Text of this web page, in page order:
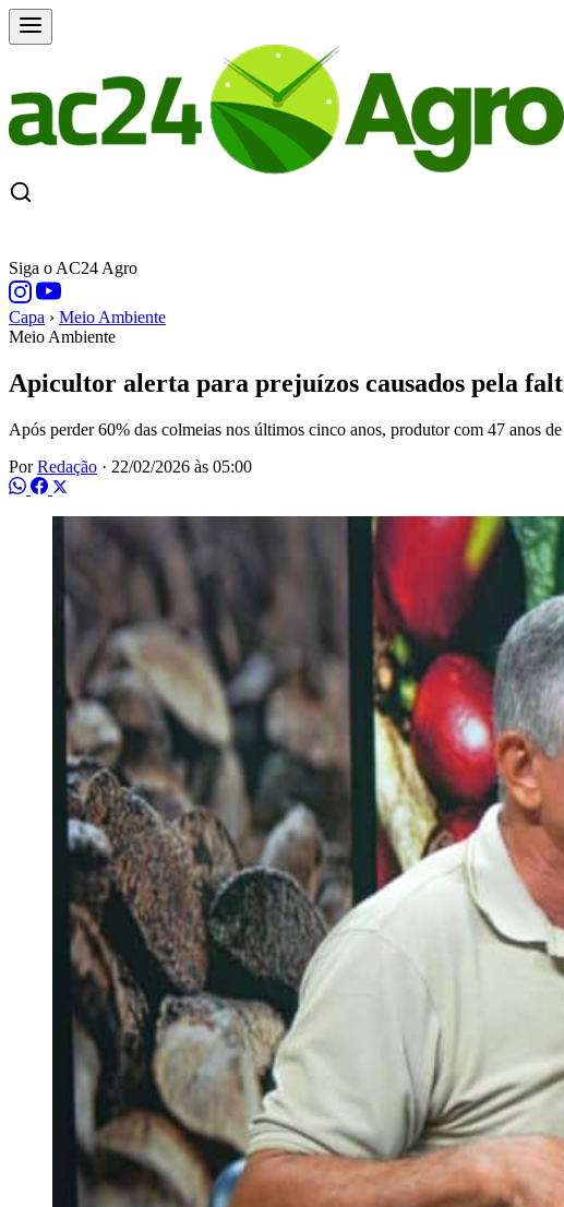
Siga o AC24 Agro
Capa › Meio Ambiente
Meio Ambiente
Apicultor alerta para prejuízos causados pela
Após perder 60% das colmeias nos últimos cinco anos, produtor com 47 anos
PorRedação · 22/02/2026 às 05:00